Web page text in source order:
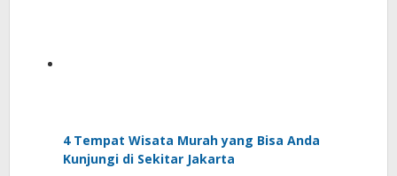
4 Tempat Wisata Murah yang Bisa Anda
Kunjungi di Sekitar Jakarta